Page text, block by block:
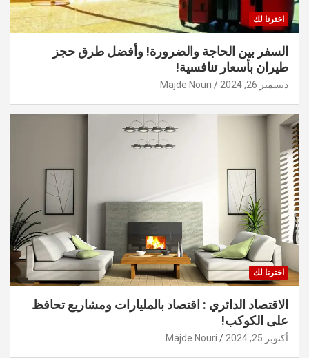
اخترنا لك
السفر بين الحاجة والضرورة! وأفضل طرق حجز
طيران بأسعار تنافسية!
ديسمبر 26, 2024 Majde Nouri
اخترنا لك
الاقتصاد الدائري : اقتصاد بالمليارات ومشاريع تحافظ
على الكوكب!
أكتوبر 25, 2024 Majde Nouri